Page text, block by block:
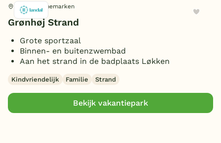
Løkken, Denemarken
Grønhøj Strand
Grote sportzaal
Binnen- en buitenzwembad
Aan het strand in de badplaats Løkken
Kindvriendelijk Familie Strand
Bekijk vakantiepark